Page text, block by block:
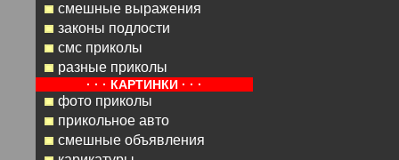
смешные выражения
законы подлости
смс приколы
разные приколы
· · · КАРТИНКИ · · ·
фото приколы
прикольное авто
смешные объявления